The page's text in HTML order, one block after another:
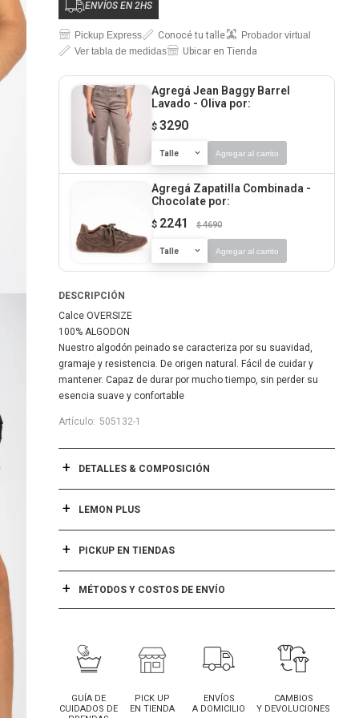
ENVÍOS EN 2HS
Pickup Express Conocé tu talle
Probador virtual
Ver tabla de medidas
Ubicar en Tienda
Agregá Jean Baggy Barrel
Lavado - Oliva por:
$ 3290
Talle Agregar al carrito
Agregá Zapatilla Combinada -
Chocolate por:
$ 2241 $ 4690
Talle Agregar al carrito
DESCRIPCIÓN
Calce OVERSIZE
100% ALGODON
Nuestro algodón peinado se caracteriza por su suavidad,
gramaje y resistencia. De origen natural. Fácil de cuidar y
mantener. Capaz de durar por mucho tiempo, sin perder su
esencia suave y confortable
505132-1
DETALLES & COMPOSICIÓN
LEMON PLUS
PICKUP EN TIENDAS
MÉTODOS Y COSTOS DE ENVÍO
GUÍA DE
CUIDADOS DE
PICK UP
EN TIENDA
ENVÍOS
A DOMICILIO
CAMBIOS
Y DEVOLUCIONES